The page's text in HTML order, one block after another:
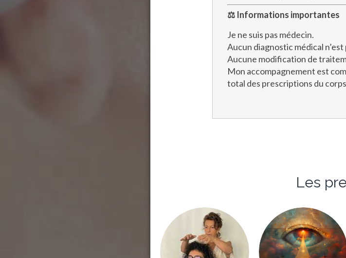
⚖️ Informations importantes
Je ne suis pas médecin.
Aucun diagnostic médical n’est
Aucune modification de
Mon accompagnement est
total des prescriptions du
Les